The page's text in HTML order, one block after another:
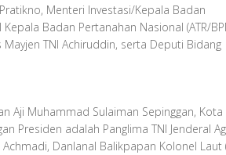
Menteri Investasi/Kepala Badan
Badan Pertanahan Nasional (ATR/
TNI Achiruddin, serta Deputi Bidang
Aji Muhammad Sulaiman Sepinggan, Kota
Presiden adalah Panglima TNI Jenderal
Danlanal Balikpapan Kolonel Laut